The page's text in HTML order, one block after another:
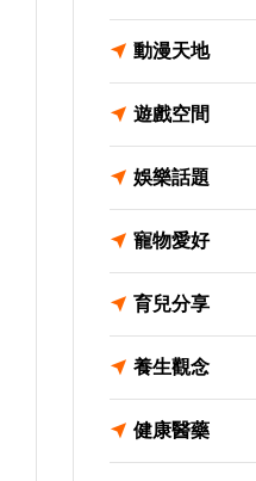
動漫天地
遊戲空間
娛樂話題
寵物愛好
育兒分享
養生觀念
健康醫藥